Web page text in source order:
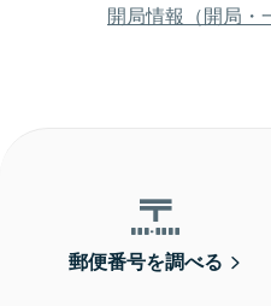
開局情報（開局・
郵便番号を調べる